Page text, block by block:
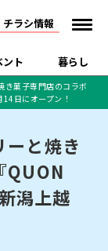
チラシ情報
ント 暮らし
閉店まとめ
レポート
・伝統行事
ブ・コンサート
メーカー・工務
タビュー
宅・マンショ
グストア・ホーム
ー
き菓子専門店のコラボ
日にオープン！
ーと焼き
QUON
潟上越